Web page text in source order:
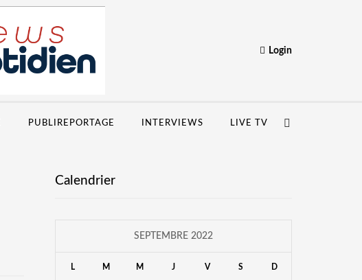
Login
PUBLIREPORTAGE INTERVIEWS LIVE TV
Calendrier
SEPTEMBRE 2022
L M M J V S D